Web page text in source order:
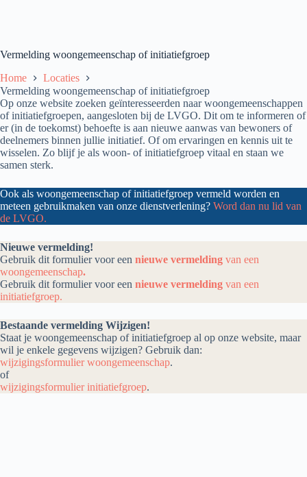
Vermelding woongemeenschap of initiatiefgroep
Home
Locaties
Vermelding woongemeenschap of initiatiefgroep
Op onze website zoeken geïnteresseerden naar woongemeenschappen
of initiatiefgroepen, aangesloten bij de LVGO. Dit om te informeren of
er (in de toekomst) behoefte is aan nieuwe aanwas van bewoners of
deelnemers binnen jullie initiatief. Of om ervaringen en kennis uit te
wisselen. Zo blijf je als woon- of initiatiefgroep vitaal en staan we
samen sterk.
Ook als woongemeenschap of initiatiefgroep vermeld worden en
meteen gebruikmaken van onze dienstverlening? Word dan nu lid van
de LVGO.
Nieuwe vermelding!
Gebruik dit formulier voor een nieuwe vermelding van een
woongemeenschap.
Gebruik dit formulier voor een nieuwe vermelding van een
initiatiefgroep.
Bestaande vermelding Wijzigen!
Staat je woongemeenschap of initiatiefgroep al op onze website, maar
wil je enkele gegevens wijzigen? Gebruik dan:
wijzigingsformulier woongemeenschap.
of
wijzigingsformulier initiatiefgroep.